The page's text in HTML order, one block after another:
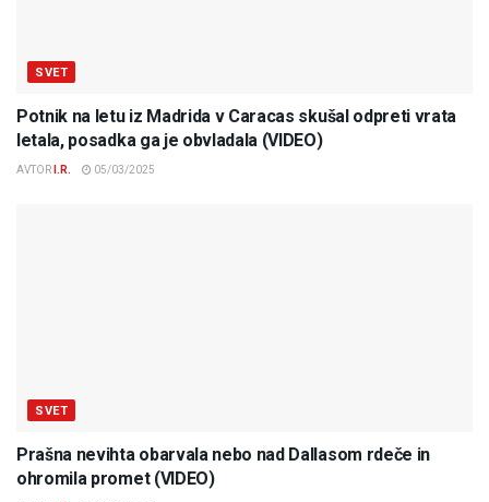
SVET
Potnik na letu iz Madrida v Caracas skušal odpreti vrata
letala, posadka ga je obvladala (VIDEO)
AVTOR I.R. 05/03/2025
SVET
Prašna nevihta obarvala nebo nad Dallasom rdeče in
ohromila promet (VIDEO)